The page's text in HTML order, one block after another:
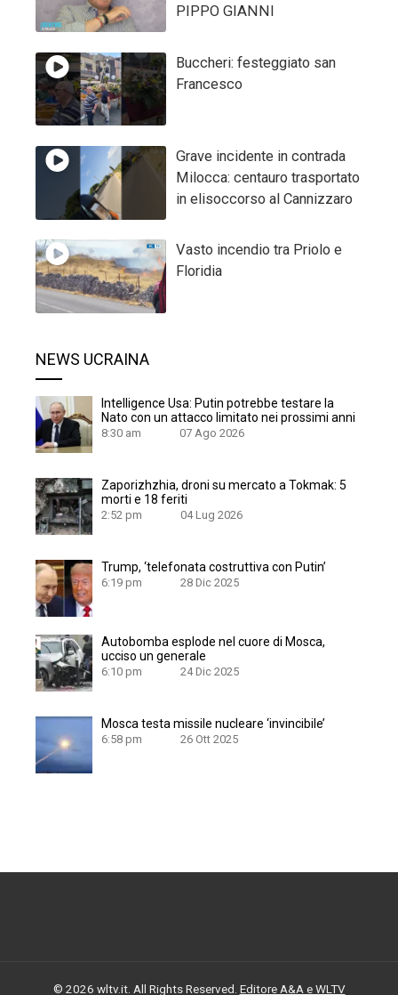
PIPPO GIANNI
Buccheri: festeggiato san
Francesco
Grave incidente in contrada
Milocca: centauro trasportato
in elisoccorso al Cannizzaro
Vasto incendio tra Priolo e
Floridia
NEWS UCRAINA
Intelligence Usa: Putin potrebbe testare la
Nato con un attacco limitato nei prossimi anni
8:30 am 07 Ago 2026
Zaporizhzhia, droni su mercato a Tokmak: 5
morti e 18 feriti
2:52 pm 04 Lug 2026
Trump, ‘telefonata costruttiva con Putin’
6:19 pm 28 Dic 2025
Autobomba esplode nel cuore di Mosca,
ucciso un generale
6:10 pm 24 Dic 2025
Mosca testa missile nucleare ‘invincibile’
6:58 pm 26 Ott 2025
© 2026 wltv.it. All Rights Reserved. Editore A&A e WLTV